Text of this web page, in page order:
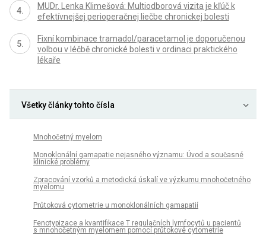
MUDr. Lenka Klimešová: Multiodborová vizita je kľúč k
efektívnejšej perioperačnej liečbe chronickej bolesti
Fixní kombinace tramadol/paracetamol je doporučenou
volbou v léčbě chronické bolesti v ordinaci praktického
lékaře
Všetky články tohto čísla
Mnohočetný myelom
Monoklonální gamapatie nejasného významu: Úvod a současné
klinické problémy
Zpracování vzorků a metodická úskalí ve výzkumu mnohočetného
myelomu
Průtoková cytometrie u monoklonálních gamapatií
Fenotypizace a kvantifikace T regulačních lymfocytů u pacientů
s mnohočetným myelomem pomocí průtokové cytometrie